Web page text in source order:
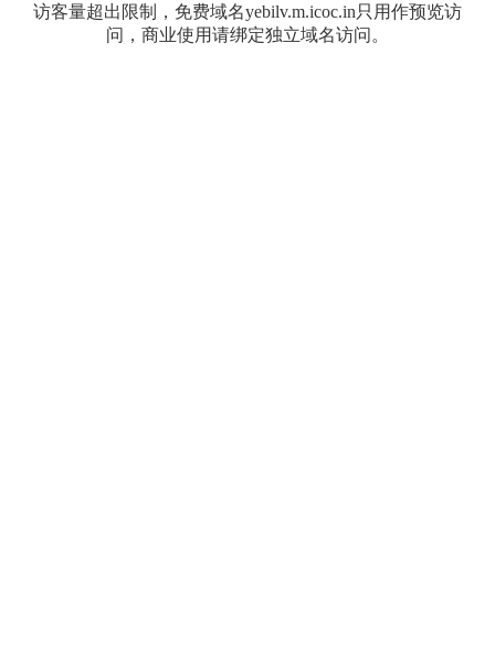
访客量超出限制，免费域名yebilv.m.icoc.in只用作预览访
问，商业使用请绑定独立域名访问。